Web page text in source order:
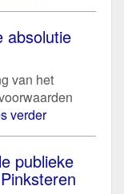
absolutie
van het
verder
publieke